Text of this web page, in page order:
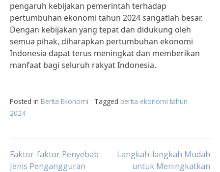
pengaruh kebijakan pemerintah terhadap
pertumbuhan ekonomi tahun 2024 sangatlah besar.
Dengan kebijakan yang tepat dan didukung oleh
semua pihak, diharapkan pertumbuhan ekonomi
Indonesia dapat terus meningkat dan memberikan
manfaat bagi seluruh rakyat Indonesia.
Posted in Berita Ekonomi Tagged berita ekonomi tahun
2024
Post
Faktor-faktor Penyebab
Jenis Pengangguran
Langkah-langkah Mudah
untuk Meningkatkan